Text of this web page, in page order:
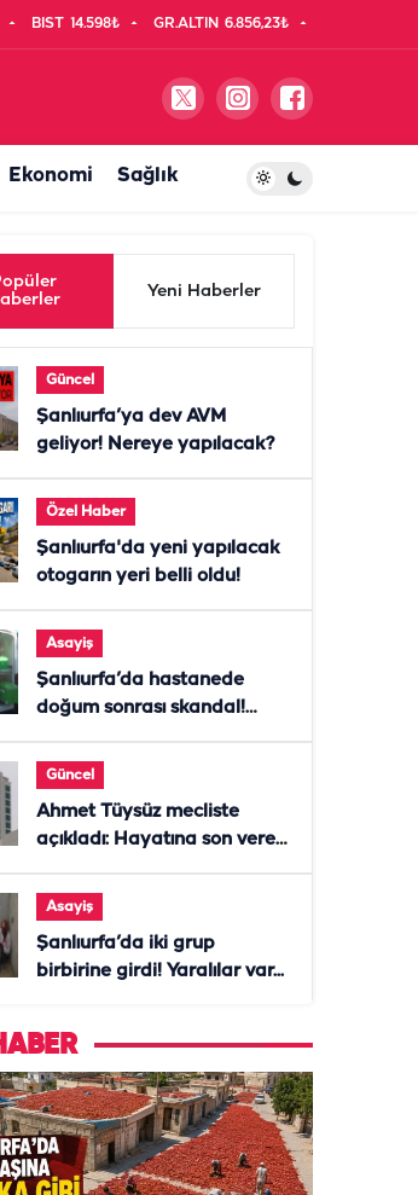
BIST 14.598₺ GR.ALTIN 6.856,23₺
Ekonomi Sağlık
Yeni Haberler
Güncel
Şanlıurfa’ya dev AVM
geliyor! Nereye yapılacak?
Özel Haber
Şanlıurfa'da yeni yapılacak
otogarın yeri belli oldu!
Asayiş
Şanlıurfa’da hastanede
doğum sonrası skandal!
Güncel
Ahmet Tüysüz mecliste
açıkladı: Hayatına son veren
ölmezdim" notunu bıraktı
Asayiş
Şanlıurfa’da iki grup
birbirine girdi! Yaralılar var...